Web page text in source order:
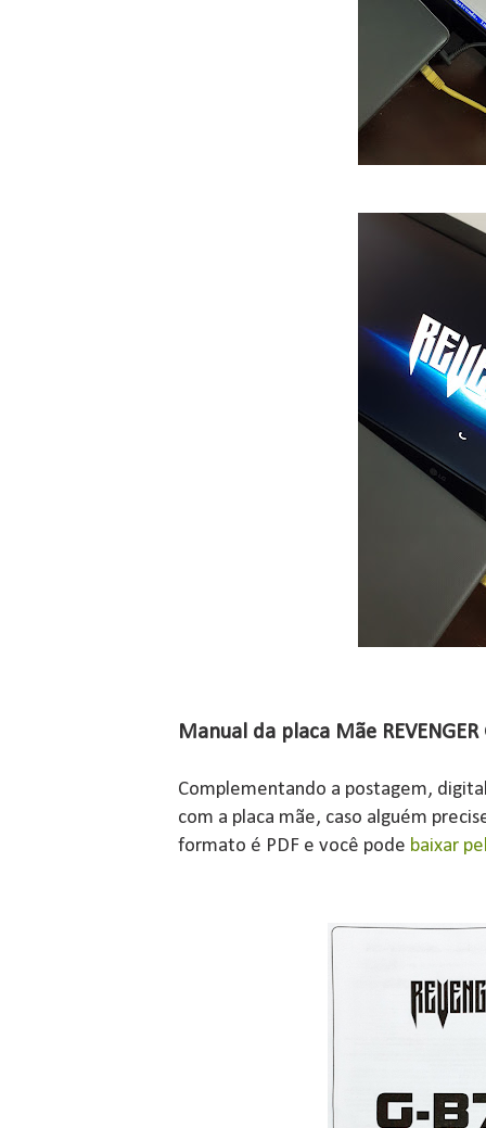
Manual da placa Mãe REVENGER
Complementando a postagem,
com a placa mãe, caso alguém
formato é PDF e você pode baixar